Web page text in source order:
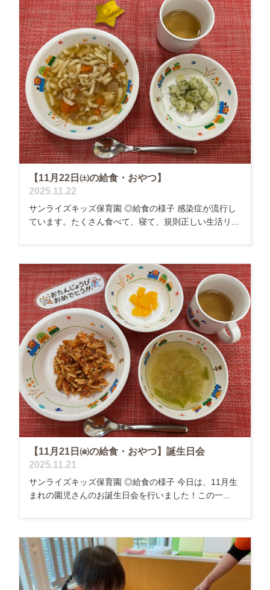
【11月22日㈯の給食・おやつ】
2025.11.22
サンライズキッズ保育園 ◎給食の様子 感染症が流行し
ています。たくさん食べて、寝て、規則正しい生活リ...
【11月21日㈮の給食・おやつ】誕生日会
2025.11.21
サンライズキッズ保育園 ◎給食の様子 今日は、11月生
まれの園児さんのお誕生日会を行いました！この一...